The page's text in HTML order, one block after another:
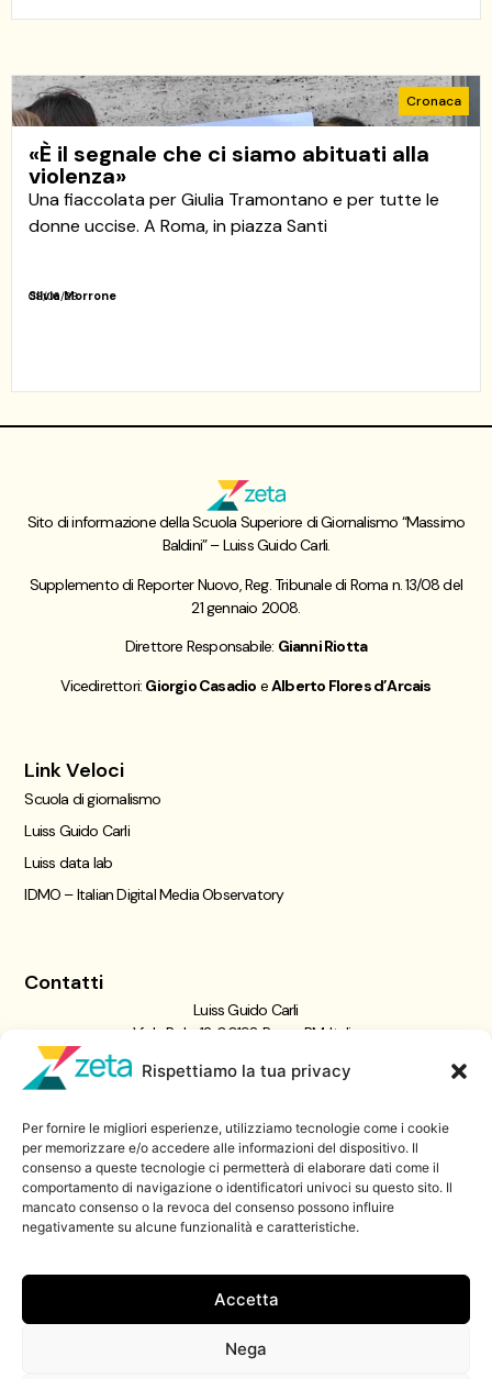
Rispettiamo la tua privacy
Per fornire le migliori esperienze, utilizziamo tecnologie come i cookie
per memorizzare e/o accedere alle informazioni del dispositivo. Il
consenso a queste tecnologie ci permetterà di elaborare dati come il
comportamento di navigazione o identificatori univoci su questo sito. Il
mancato consenso o la revoca del consenso possono influire
negativamente su alcune funzionalità e caratteristiche.
Accetta
Nega
Cronaca
«È il segnale che ci siamo abituati alla
violenza»
Una fiaccolata per Giulia Tramontano e per tutte le
donne uccise. A Roma, in piazza Santi
08/06/23
Silvia Morrone
Sito di informazione della Scuola Superiore di Giornalismo “Massimo
Baldini” – Luiss Guido Carli.
Supplemento di Reporter Nuovo, Reg. Tribunale di Roma n. 13/08 del
21 gennaio 2008.
Direttore Responsabile: Gianni Riotta
Vicedirettori: Giorgio Casadio eAlberto Flores d’Arcais
Link Veloci
Scuola di giornalismo
Luiss Guido Carli
Luiss data lab
IDMO – Italian Digital Media Observatory
Contatti
Luiss Guido Carli
Viale Pola, 12, 00198 Roma RM, Italia
06 8522 5358
Iscriviti a
Zeta Data Lab
Iscriviti alla nostra newsletter
© 2026 ZetaLuiss, tutti i diritti riservati